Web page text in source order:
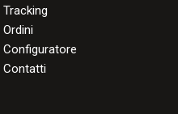
Tracking
Ordini
Configuratore
Contatti